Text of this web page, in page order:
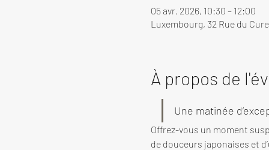
05 avr. 2026, 10:30 – 12:00
Luxembourg, 32 Rue du
À propos de
Une matinée
Offrez-vous un moment
de douceurs japonaises et